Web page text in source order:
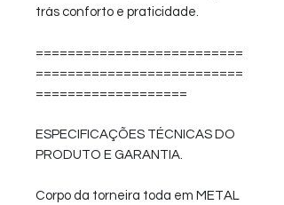
trás conforto e praticidade.
==========================
==========================
===================
ESPECIFICAÇÕES TÉCNICAS DO
PRODUTO E GARANTIA.
Corpo da torneira toda em METAL